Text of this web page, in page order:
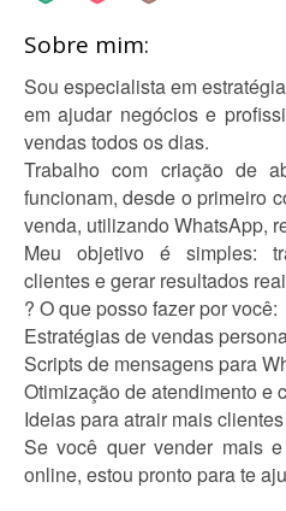
Sobre mim:
Sou especialista em
em ajudar negócios e
vendas todos os dias.
Trabalho com criação de
funcionam, desde o primeiro
venda, utilizando WhatsApp,
Meu objetivo é simples:
clientes e gerar resultados
? O que posso fazer por você:
Estratégias de vendas
Scripts de mensagens para
Otimização de atendimento e
Ideias para atrair mais
Se você quer vender mais
online, estou pronto para te